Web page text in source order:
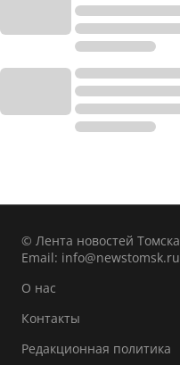
© Лента новостей Томска
Email: info@newstomsk.ru
О нас
Контакты
Редакционная политика